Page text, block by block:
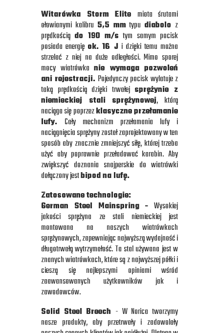
Witarówka Storm Elite miota śrutami
ołowianymi kalibru 5,5 mm typu diabolo z
prędkością do 190 m/s tym samym pocisk
posiada energię ok. 16 Ji dzięki temu można
strzelać z niej na duże odległości. Mimo sporej
mocy wiatrówka nie wymaga pozwoleń
ani rejestracji. Pojedynczy pocisk wylatuje z
taką prędkością dzięki trwałej sprężynie z
niemieckiej stali sprężynowej, którą
naciąga się poprzezklasyczne przełamanie
lufy. Cały mechanizm przełamania lufy i
naciągnięcia sprężyny został zaprojektowany w ten
sposób aby znacznie zmniejszyć siłę, której trzeba
użyć aby poprawnie przeładować karabin. Aby
zwiększyć doznania snajperskie do wiatrówki
dołączony jestbipod na lufę.
Zatosowane technologie:
German Steel Mainspring - Wysokiej
jakości sprężyna ze stali niemieckiej jest
montowana na naszych wiatrówkach
sprężynowych, zapewniając najwyższą wydajność i
długotrwałą wytrzymałość. Ta stal używana jest w
znanych wiatrówkach, które są z najwyższej półki i
cieszą się najlepszymi opiniami wśród
zaawansowanych użytkowników jak i
zawodowców.
Solid Steel Breech - W Norica tworzymy
nasze produkty, aby przetrwały i zadowolały